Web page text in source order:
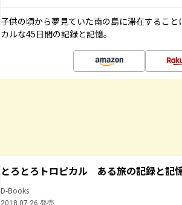
子供の頃から夢見ていた南の島に滞在するこ
カルな45日間の記録と記憶。
とろとろトロピカル ある旅の記録と
D-Books
2018.07.26 発売